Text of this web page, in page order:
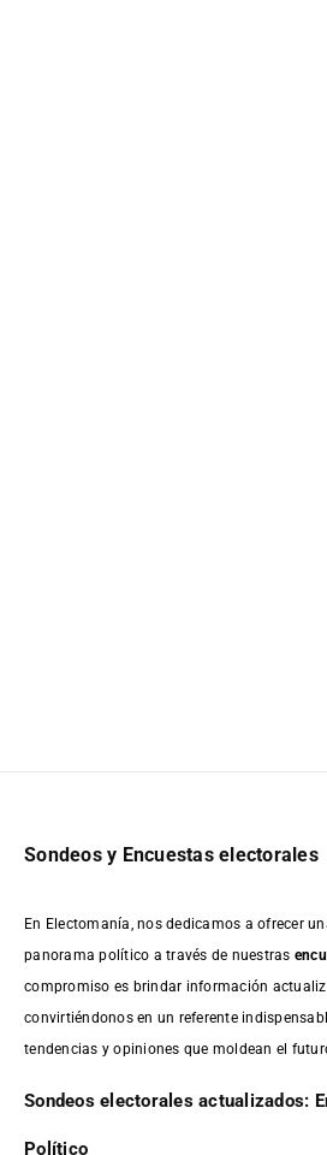
Sondeos y Encuestas electorales
En Electomanía, nos dedicamos a ofrecer
panorama político a través de nuestras
compromiso es brindar información
convirtiéndonos en un referente
tendencias y opiniones que moldean el
Sondeos electorales actualizados:
Político